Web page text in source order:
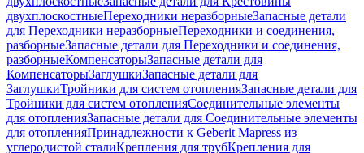
двухплоскостныеПереходники неразборныеЗапасные детали
для Переходники неразборныеПереходники и соединения,
разборныеЗапасные детали для Переходники и соединения,
разборныеКомпенсаторыЗапасные детали для
КомпенсаторыЗаглушкиЗапасные детали для
ЗаглушкиТройники для систем отопленияЗапасные детали для
Тройники для систем отопленияСоединительные элементы
для отопленияЗапасные детали для Соединительные элементы
для отопленияПринадлежности к Geberit Mapress из
углеродистой сталиКрепления для трубКрепления для